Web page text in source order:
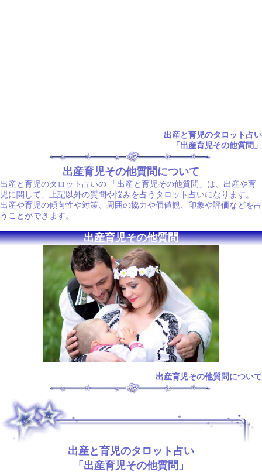
出産と育児のタロット占い
「出産育児その他質問」
出産育児その他質問について
出産と育児のタロット占いの 「出産と育児その他質問」は、出産や育
児に関して、上記以外の質問や悩みを占うタロット占いになります。
出産や育児の傾向性や対策、周囲の協力や価値観、印象や評価などを占
うことができます。
出産育児その他質問
出産育児その他質問について
出産と育児のタロット占い
「出産育児その他質問」